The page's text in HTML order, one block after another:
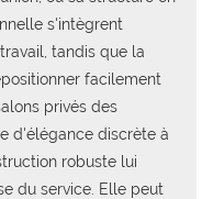
s'intègrent
tandis que la
facilement
privés des
d'élégance discrète à
robuste lui
du service. Elle peut